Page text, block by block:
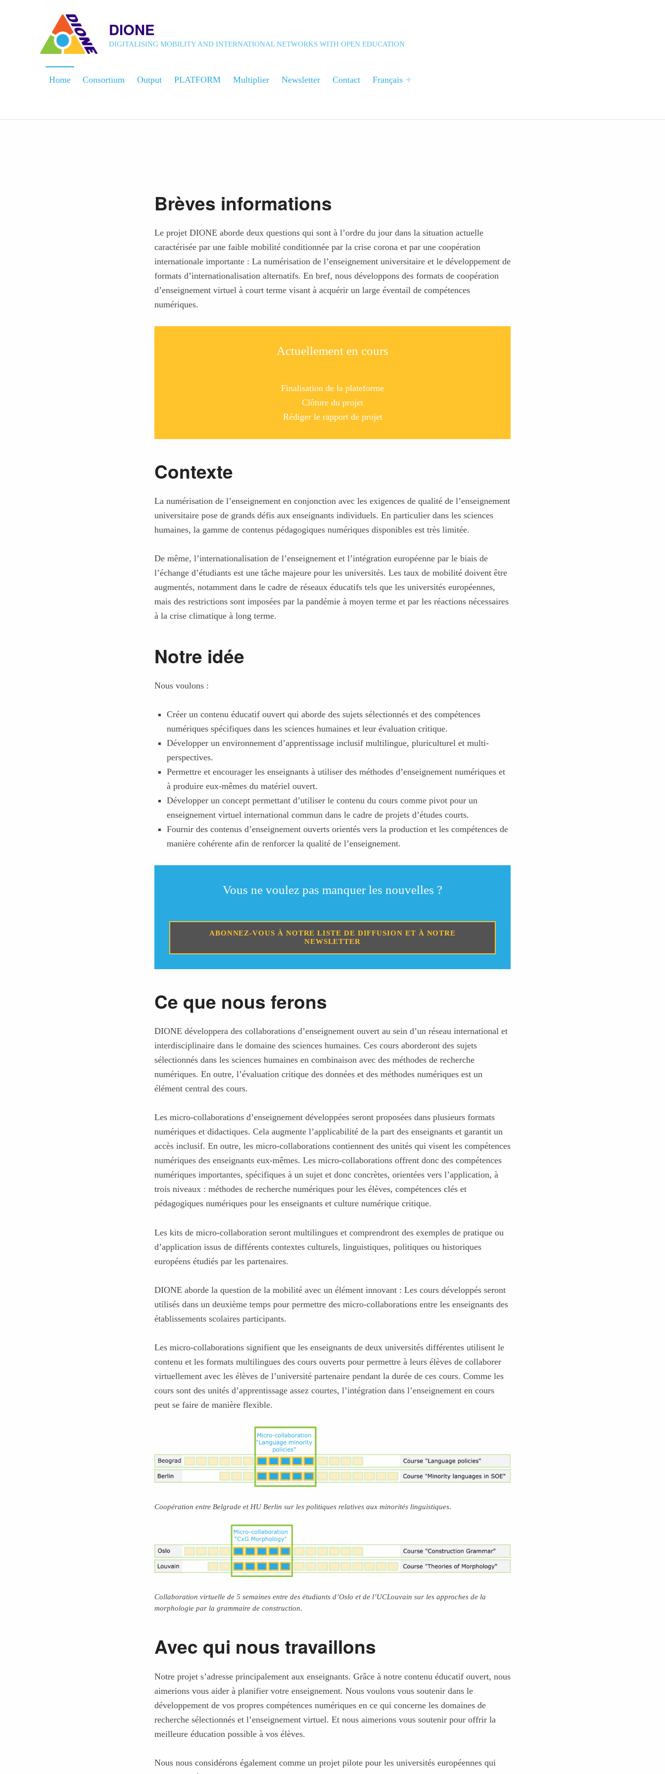
DIONE
DIGITALISING MOBILITY AND INTERNATIONAL NETWORKS WITH OPEN EDUCATION
Home Consortium Output PLATFORM Multiplier Newsletter Contact Français
H
o
m
e
F
i
s
Brèves informations
Le projet DIONE aborde deux questions qui sont à l’ordre du jour dans la situation actuelle
caractérisée par une faible mobilité conditionnée par la crise corona et par une coopération
internationale importante : La numérisation de l’enseignement universitaire et le développement de
formats d’internationalisation alternatifs. En bref, nous développons des formats de coopération
d’enseignement virtuel à court terme visant à acquérir un large éventail de compétences
numériques.
Actuellement en cours
Finalisation de la plateforme
Clôture du projet
Rédiger le rapport de projet
Contexte
La numérisation de l’enseignement en conjonction avec les exigences de qualité de l’enseignement
universitaire pose de grands défis aux enseignants individuels. En particulier dans les sciences
humaines, la gamme de contenus pédagogiques numériques disponibles est très limitée.
De même, l’internationalisation de l’enseignement et l’intégration européenne par le biais de
l’échange d’étudiants est une tâche majeure pour les universités. Les taux de mobilité doivent être
augmentés, notamment dans le cadre de réseaux éducatifs tels que les universités européennes,
mais des restrictions sont imposées par la pandémie à moyen terme et par les réactions nécessaires
à la crise climatique à long terme.
Notre idée
Nous voulons :
Créer un contenu éducatif ouvert qui aborde des sujets sélectionnés et des compétences
numériques spécifiques dans les sciences humaines et leur évaluation critique.
Développer un environnement d’apprentissage inclusif multilingue, pluriculturel et multi-
perspectives.
Permettre et encourager les enseignants à utiliser des méthodes d’enseignement numériques et
à produire eux-mêmes du matériel ouvert.
Développer un concept permettant d’utiliser le contenu du cours comme pivot pour un
enseignement virtuel international commun dans le cadre de projets d’études courts.
Fournir des contenus d’enseignement ouverts orientés vers la production et les compétences de
manière cohérente afin de renforcer la qualité de l’enseignement.
Vous ne voulez pas manquer les nouvelles ?
ABONNEZ-VOUS À NOTRE LISTE DE DIFFUSION ET À NOTRE
NEWSLETTER
Ce que nous ferons
DIONE développera des collaborations d’enseignement ouvert au sein d’un réseau international et
interdisciplinaire dans le domaine des sciences humaines. Ces cours aborderont des sujets
sélectionnés dans les sciences humaines en combinaison avec des méthodes de recherche
numériques. En outre, l’évaluation critique des données et des méthodes numériques est un
élément central des cours.
Les micro-collaborations d’enseignement développées seront proposées dans plusieurs formats
numériques et didactiques. Cela augmente l’applicabilité de la part des enseignants et garantit un
accès inclusif. En outre, les micro-collaborations contiennent des unités qui visent les compétences
numériques des enseignants eux-mêmes. Les micro-collaborations offrent donc des compétences
numériques importantes, spécifiques à un sujet et donc concrètes, orientées vers l’application, à
trois niveaux : méthodes de recherche numériques pour les élèves, compétences clés et
pédagogiques numériques pour les enseignants et culture numérique critique.
Les kits de micro-collaboration seront multilingues et comprendront des exemples de pratique ou
d’application issus de différents contextes culturels, linguistiques, politiques ou historiques
européens étudiés par les partenaires.
DIONE aborde la question de la mobilité avec un élément innovant : Les cours développés seront
utilisés dans un deuxième temps pour permettre des micro-collaborations entre les enseignants des
établissements scolaires participants.
Les micro-collaborations signifient que les enseignants de deux universités différentes utilisent le
contenu et les formats multilingues des cours ouverts pour permettre à leurs élèves de collaborer
virtuellement avec les élèves de l’université partenaire pendant la durée de ces cours. Comme les
cours sont des unités d’apprentissage assez courtes, l’intégration dans l’enseignement en cours
peut se faire de manière flexible.
Coopération entre Belgrade et HU Berlin sur les politiques relatives aux minorités linguistiques.
Collaboration virtuelle de 5 semaines entre des étudiants d’Oslo et de l’UCLouvain sur les approches de la
morphologie par la grammaire de construction.
Avec qui nous travaillons
Notre projet s’adresse principalement aux enseignants. Grâce à notre contenu éducatif ouvert, nous
aimerions vous aider à planifier votre enseignement. Nous voulons vous soutenir dans le
développement de vos propres compétences numériques en ce qui concerne les domaines de
recherche sélectionnés et l’enseignement virtuel. Et nous aimerions vous soutenir pour offrir la
meilleure éducation possible à vos élèves.
Nous nous considérons également comme un projet pilote pour les universités européennes qui